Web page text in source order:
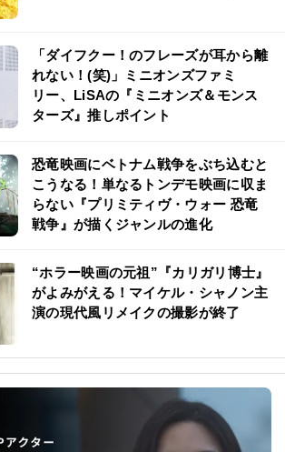
「ダイフクー！のフレーズが耳から離
れない！(笑)」ミニオンズファミ
リー、LiSAの『ミニオンズ＆モンス
ターズ』推しポイント
恐竜映画にベトナム戦争をぶち込むと
こうなる！単なるトンデモ映画に収ま
らない『プリミティヴ・ウォー 恐竜
戦争』が描くジャンルの進化
“ホラー映画の元祖”『カリガリ博士』
がよみがえる！マイケル・シャノン主
演の現代風リメイクの撮影が終了